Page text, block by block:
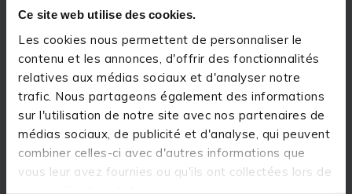
Ce site web utilise des cookies.
Les cookies nous permettent de personnaliser le
contenu et les annonces, d'offrir des fonctionnalités
relatives aux médias sociaux et d'analyser notre
trafic. Nous partageons également des informations
sur l'utilisation de notre site avec nos partenaires de
médias sociaux, de publicité et d'analyse, qui peuvent
combiner celles-ci avec d'autres informations que
vous leur avez fournies ou qu'ils ont collectées lors de